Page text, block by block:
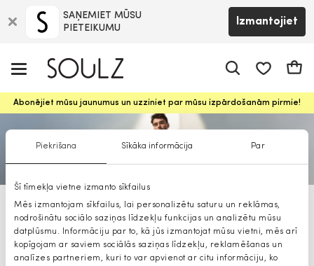
Piekrišana Sīkāka informācija Par
Šī tīmekļa vietne izmanto sīkfailus
Mēs izmantojam sīkfailus, lai personalizētu saturu un reklāmas,
nodrošinātu sociālo saziņas līdzekļu funkcijas un analizētu mūsu
datplūsmu. Informāciju par to, kā jūs izmantojat mūsu vietni, mēs arī
kopīgojam ar saviem sociālās saziņas līdzekļu, reklamēšanas un
analīzes partneriem, kuri to var apvienot ar citu informāciju, ko
SAŅEMIET MŪSU
PIETEIKUMU
Izmantojiet
Abonējiet mūsu jaunumus un uzziniet par mūsu izpārdošanām pirmie!
BOSS sandales